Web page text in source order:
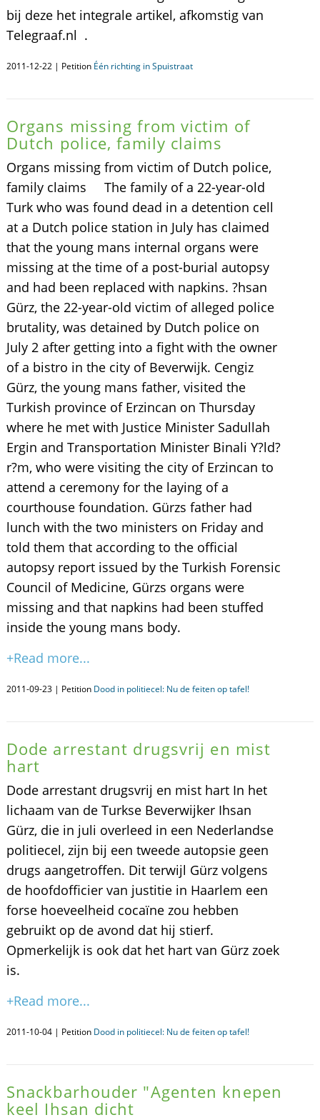
bij deze het integrale artikel, afkomstig van
Telegraaf.nl .
2011-12-22 | Petition Één richting in Spuistraat
Organs missing from victim of
Dutch police, family claims
Organs missing from victim of Dutch police,
family claims The family of a 22-year-old
Turk who was found dead in a detention cell
at a Dutch police station in July has claimed
that the young mans internal organs were
missing at the time of a post-burial autopsy
and had been replaced with napkins. ?hsan
Gürz, the 22-year-old victim of alleged police
brutality, was detained by Dutch police on
July 2 after getting into a fight with the owner
of a bistro in the city of Beverwijk. Cengiz
Gürz, the young mans father, visited the
Turkish province of Erzincan on Thursday
where he met with Justice Minister Sadullah
Ergin and Transportation Minister Binali Y?ld?
r?m, who were visiting the city of Erzincan to
attend a ceremony for the laying of a
courthouse foundation. Gürzs father had
lunch with the two ministers on Friday and
told them that according to the official
autopsy report issued by the Turkish Forensic
Council of Medicine, Gürzs organs were
missing and that napkins had been stuffed
inside the young mans body.
+Read more...
2011-09-23 | Petition Dood in politiecel: Nu de feiten op tafel!
Dode arrestant drugsvrij en mist
hart
Dode arrestant drugsvrij en mist hart In het
lichaam van de Turkse Beverwijker Ihsan
Gürz, die in juli overleed in een Nederlandse
politiecel, zijn bij een tweede autopsie geen
drugs aangetroffen. Dit terwijl Gürz volgens
de hoofdofficier van justitie in Haarlem een
forse hoeveelheid cocaïne zou hebben
gebruikt op de avond dat hij stierf.
Opmerkelijk is ook dat het hart van Gürz zoek
is.
+Read more...
2011-10-04 | Petition Dood in politiecel: Nu de feiten op tafel!
Snackbarhouder "Agenten knepen
keel Ihsan dicht